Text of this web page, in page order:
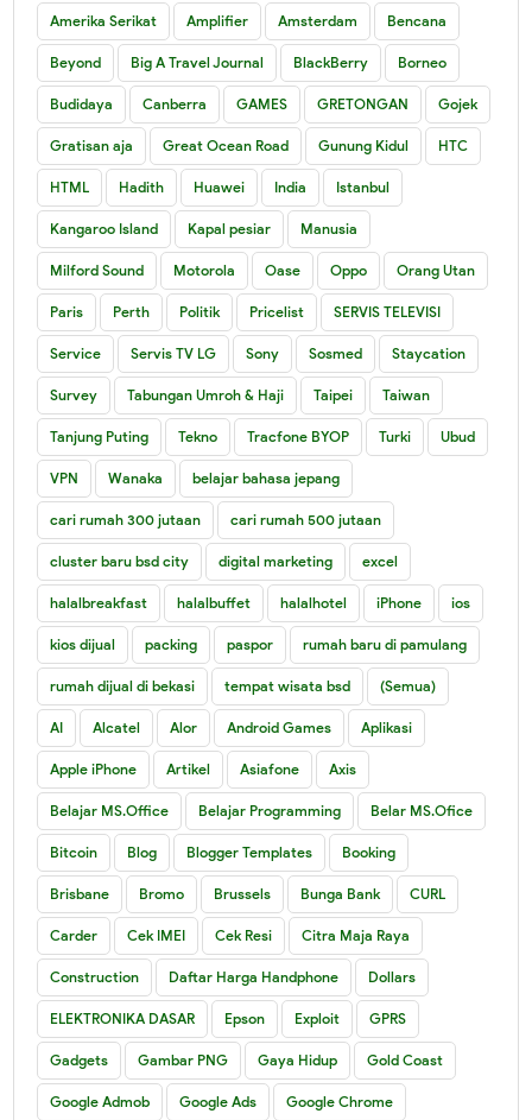
Amerika Serikat Amplifier Amsterdam Bencana
Beyond Big A Travel Journal BlackBerry Borneo
Budidaya Canberra GAMES GRETONGAN Gojek
Gratisan aja Great Ocean Road Gunung Kidul HTC
HTML Hadith Huawei India Istanbul
Kangaroo Island Kapal pesiar Manusia
Milford Sound Motorola Oase Oppo Orang Utan
Paris Perth Politik Pricelist SERVIS TELEVISI
Service Servis TV LG Sony Sosmed Staycation
Survey Tabungan Umroh & Haji Taipei Taiwan
Tanjung Puting Tekno Tracfone BYOP Turki Ubud
VPN Wanaka belajar bahasa jepang
cari rumah 300 jutaan cari rumah 500 jutaan
cluster baru bsd city digital marketing excel
halalbreakfast halalbuffet halalhotel iPhone ios
kios dijual packing paspor rumah baru di pamulang
rumah dijual di bekasi tempat wisata bsd (Semua)
AI Alcatel Alor Android Games Aplikasi
Apple iPhone Artikel Asiafone Axis
Belajar MS.Office Belajar Programming Belar MS.Ofice
Bitcoin Blog Blogger Templates Booking
Brisbane Bromo Brussels Bunga Bank CURL
Carder Cek IMEI Cek Resi Citra Maja Raya
Construction Daftar Harga Handphone Dollars
ELEKTRONIKA DASAR Epson Exploit GPRS
Gadgets Gambar PNG Gaya Hidup Gold Coast
Google Admob Google Ads Google Chrome